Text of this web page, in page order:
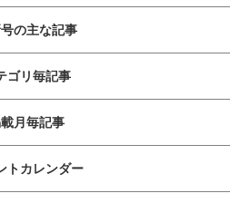
の主な記事
ゴリ毎記事
月毎記事
トカレンダー